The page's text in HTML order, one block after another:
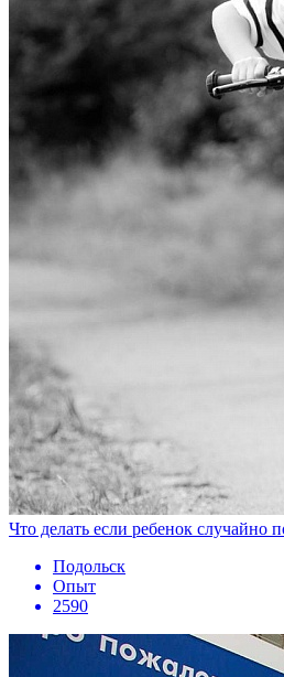
Что делать если ребенок случайно
Подольск
Опыт
2590